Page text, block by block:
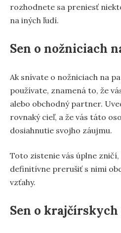
rozhodnete sa preniesť
na iných ľudí.
Sen o nožniciach
Ak snívate o nožniciach na
používate, znamená to, že
alebo obchodný partner.
rovnaký cieľ, a že vás táto
dosiahnutie svojho záujmu.
Toto zistenie vás úplne
definitívne prerušiť s nimi
vzťahy.
Sen o